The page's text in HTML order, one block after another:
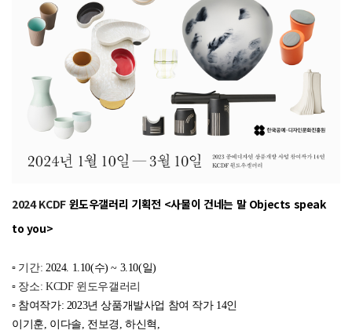
2024 KCDF 윈도우갤러리 기획전 <사물이 건네는 말 Objects speak
to you>
▫️ 기간: 2024. 1.10(수) ~ 3.10(일)
▫️ 장소: KCDF 윈도우갤러리
▫️ 참여작가: 2023년 상품개발사업 참여 작가 14인
이기훈, 이다솔, 전보경, 하신혁,